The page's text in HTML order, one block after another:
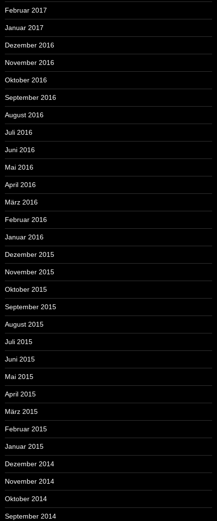
Februar 2017
Januar 2017
Dezember 2016
November 2016
Oktober 2016
September 2016
August 2016
Juli 2016
Juni 2016
Mai 2016
April 2016
März 2016
Februar 2016
Januar 2016
Dezember 2015
November 2015
Oktober 2015
September 2015
August 2015
Juli 2015
Juni 2015
Mai 2015
April 2015
März 2015
Februar 2015
Januar 2015
Dezember 2014
November 2014
Oktober 2014
September 2014